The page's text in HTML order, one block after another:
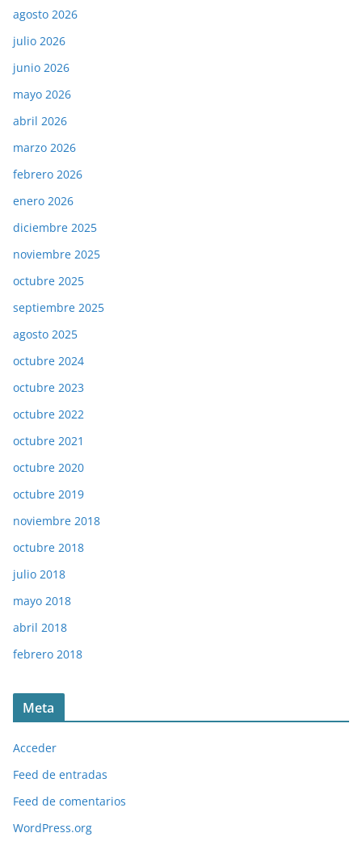
agosto 2026
julio 2026
junio 2026
mayo 2026
abril 2026
marzo 2026
febrero 2026
enero 2026
diciembre 2025
noviembre 2025
octubre 2025
septiembre 2025
agosto 2025
octubre 2024
octubre 2023
octubre 2022
octubre 2021
octubre 2020
octubre 2019
noviembre 2018
octubre 2018
julio 2018
mayo 2018
abril 2018
febrero 2018
Meta
Acceder
Feed de entradas
Feed de comentarios
WordPress.org